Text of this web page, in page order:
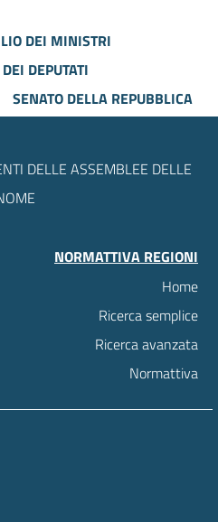
DEI MINISTRI
DEPUTATI
SENATO DELLA REPUBBLICA
DELLE ASSEMBLEE DELLE
NORMATTIVA REGIONI
Home
Ricerca semplice
Ricerca avanzata
Normattiva